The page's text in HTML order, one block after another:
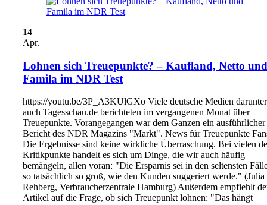
14
Apr.
Lohnen sich Treuepunkte? – Kaufland, Netto und
Famila im NDR Test
https://youtu.be/3P_A3KUlGXo Viele deutsche Medien darunter
auch Tagesschau.de berichteten im vergangenen Monat über
Treuepunkte. Vorangegangen war dem Ganzen ein ausführlicher
Bericht des NDR Magazins "Markt". News für Treuepunkte
Die Ergebnisse sind keine wirkliche Überraschung. Bei vielen
Kritikpunkte handelt es sich um Dinge, die wir auch häufig
bemängeln, allen voran: "Die Ersparnis sei in den seltensten
so tatsächlich so groß, wie den Kunden suggeriert werde." (Julia
Rehberg, Verbraucherzentrale Hamburg) Außerdem empfiehlt
Artikel auf die Frage, ob sich Treuepunkt lohnen: "Das hängt